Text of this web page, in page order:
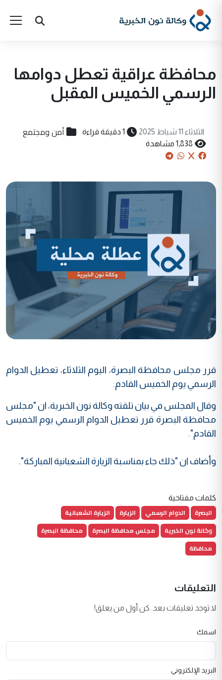
محافظة عراقية تعطل دوامها
الرسمي الخميس المقبل
الثلاثاء 11 شباط 2025 1 دقيقة قراءة أمن ومجتمع
1,838 مشاهدة
قرر مجلس محافظة البصرة، اليوم الثلاثاء، تعطيل الدوام
الرسمي يوم الخميس القادم.
وقال المجلس في بيان تلقته وكالة نون الخبرية، ان "مجلس
محافظة البصرة قرر تعطيل الدوام الرسمي يوم الخميس
القادم".
وأضاف ان "ذلك جاء بمناسبة الزيارة الشعبانية المباركة".
كلمات مفتاحية
البصرة الدوام الرسمي الزيارة
الزيارة الشعبانية
وكالة نون الخبرية
مجلس محافظة البصرة
محافظة البصرة
محافظة
التعليقات
لا توجد تعليقات بعد. كن أول من يعلق!
اسمك
البريد الإلكتروني